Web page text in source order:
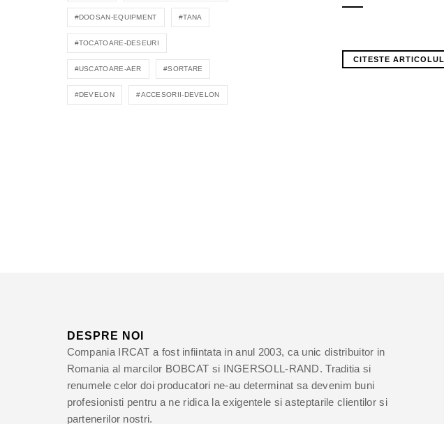
#DOOSAN-EQUIPMENT #TANA
#TOCATOARE-DESEURI
#USCATOARE-AER #SORTARE
#DEVELON #ACCESORII-DEVELON
CITESTE ARTICOLUL
DESPRE NOI
Compania IRCAT a fost infiintata in anul 2003, ca unic distribuitor in
Romania al marcilor BOBCAT si INGERSOLL-RAND. Traditia si
renumele celor doi producatori ne-au determinat sa devenim buni
profesionisti pentru a ne ridica la exigentele si asteptarile clientilor si
partenerilor nostri.